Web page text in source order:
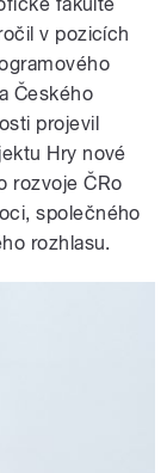
v pozicích
Českého
projevil
Hry nové
rozvoje ČRo
společného
rozhlasu.